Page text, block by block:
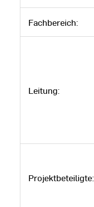
Fachbereich:
Leitung:
Projektbeteiligte: